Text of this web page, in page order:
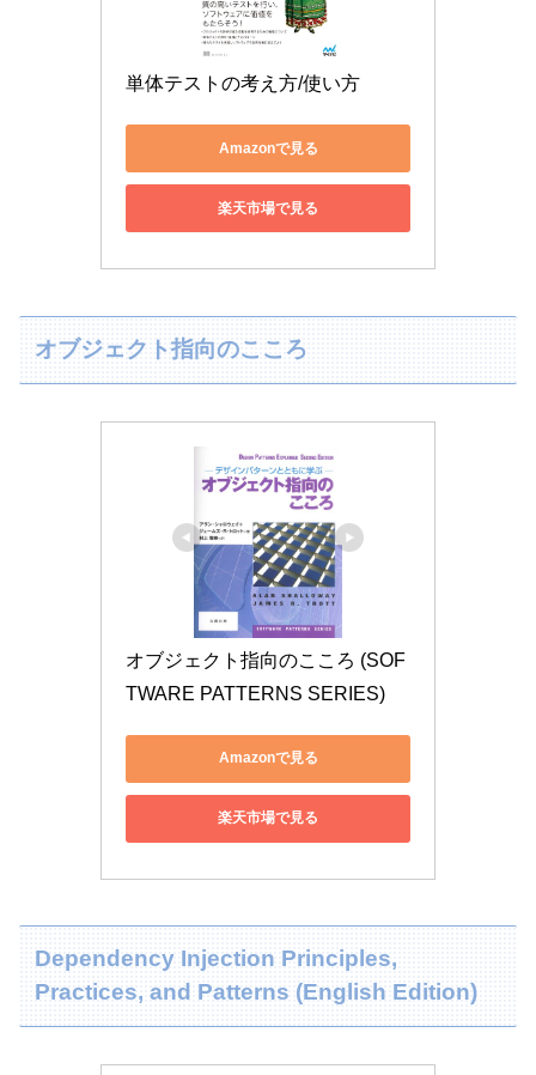
単体テストの考え方/使い方
Amazonで見る
楽天市場で見る
オブジェクト指向のこころ
オブジェクト指向のこころ (SOF
TWARE PATTERNS SERIES)
Amazonで見る
楽天市場で見る
Dependency Injection Principles,
Practices, and Patterns (English Edition)